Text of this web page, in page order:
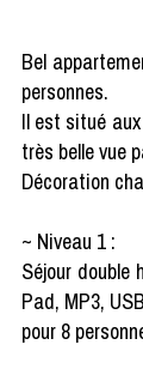
Bel
personnes.
Il est situé
très belle vue
Décoration
~ Niveau 1 :
Séjour
Pad, MP3,
pour 8